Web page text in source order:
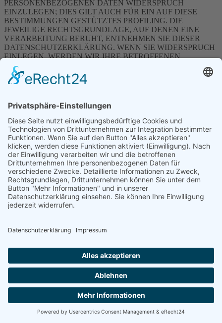
PERSONENBEZOGENEN DATEN WIDERSPRUCH
EINZULEGEN; DIES GILT AUCH FÜR EIN AUF DIESE
BESTIMMUNGEN GESTÜTZTES PROFILING. DIE
JEWEILIGE RECHTSGRUNDLAGE, AUF DENEN EINE
VERARBEITUNG BERUHT, ENTNEHMEN SIE DIESER
DATENSCHUTZERKLÄRUNG. WENN SIE WIDERSPRUCH
EINLEGEN, WERDEN WIR IHRE BETROFFENEN
PERSONENBEZOGENEN DATEN NICHT MEHR
VERARBEITEN, ES SEI DENN, WIR KÖNNEN
ZWINGENDE SCHUTZWÜRDIGE GRÜNDE FÜR DIE
RECHTE UND FREIHEITEN ÜBERWIEGEN ODER DIE
VERARBEITUNG DIENT DER GELTENDMACHUNG,
AUSÜBUNG ODER VERTEIDIGUNG VON
RECHTSANSPRÜCHEN (WIDERSPRUCH NACH ART. 21
ABS. 1 DSGVO).
WERDEN IHRE PERSONENBEZOGENEN DATEN
VERARBEITET, UM DIREKTWERBUNG ZU BETREIBEN,
SO HABEN SIE DAS RECHT, JEDERZEIT WIDERSPRUCH
GEGEN DIE VERARBEITUNG SIE BETREFFENDER
PERSONENBEZOGENER DATEN ZUM ZWECKE
DERARTIGER WERBUNG EINZULEGEN; DIES GILT AUCH
FÜR DAS PROFILING, SOWEIT ES MIT SOLCHER
PERSONENBEZOGENEN DATEN ANSCHLIESSEND NICHT
VERWENDET (WIDERSPRUCH NACH ART. 21 ABS. 2
DSGVO).
Beschwerde­recht bei der zuständigen Aufsichts­behörde
Im Falle von Verstößen gegen die DSGVO steht den Betroffenen
ein Beschwerderecht bei einer Aufsichtsbehörde, insbesondere in
dem Mitgliedstaat ihres gewöhnlichen Aufenthalts, ihres